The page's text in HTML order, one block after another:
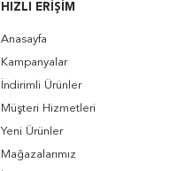
HIZLI ERIŞIM
Anasayfa
Kampanyalar
İndirimli Ürünler
Müşteri Hizmetleri
Yeni Ürünler
Mağazalarımız